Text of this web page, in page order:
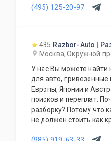
(495) 125-20-97
485 Razbor-Auto |
Москва, Окружной
У нас Вы можете найти
для авто,
Европы, Японии и
поисков и переплат.
разборку? Потому что
не должен стоить как